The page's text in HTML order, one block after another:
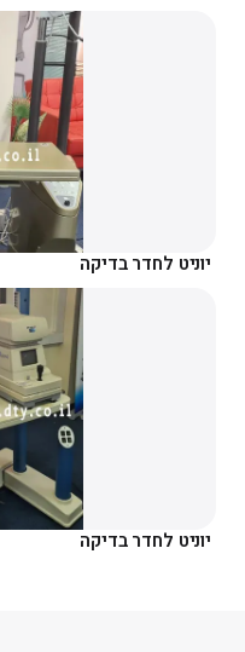
יוניט לחדר בדיקה
יוניט לחדר בדיקה